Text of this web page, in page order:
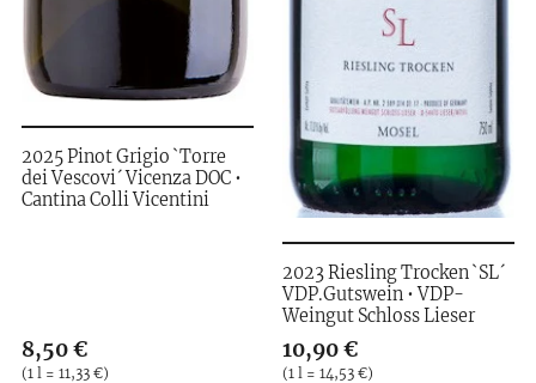
2025 Pinot Grigio `Torre
dei Vescovi´ Vicenza DOC •
Cantina Colli Vicentini
Verkaufspreis: 8,50 €
8,50 €
Preis pro (1 l = 11,33 €)
(1 l = 11,33 €)
2023 Riesling Trocken `SL´
VDP.Gutswein • VDP-
Weingut Schloss Lieser
Verkaufspreis: 10,90 €
10,90 €
Preis pro (1 l = 14,53 €)
(1 l = 14,53 €)